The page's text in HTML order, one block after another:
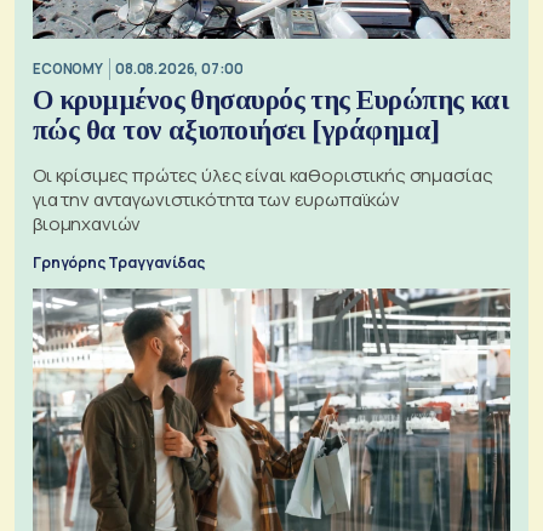
ECONOMY 08.08.2026, 07:00
Ο κρυμμένος θησαυρός της Ευρώπης και
πώς θα τον αξιοποιήσει [γράφημα]
Οι κρίσιμες πρώτες ύλες είναι καθοριστικής σημασίας
για την ανταγωνιστικότητα των ευρωπαϊκών
βιομηχανιών
Γρηγόρης Τραγγανίδας